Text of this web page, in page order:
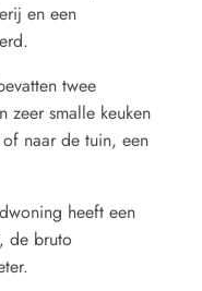
en een
twee
zeer smalle keuken
naar de tuin, een
heeft een
de bruto